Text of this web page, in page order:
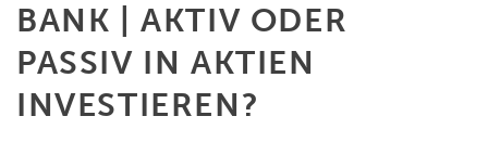
BANK | AKTIV ODER
PASSIV IN AKTIEN
INVESTIEREN?